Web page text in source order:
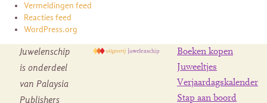
Vermeldingen feed
Reacties feed
WordPress.org
Juwelenschip
is onderdeel
van Palaysia
Publishers
Boeken kopen
Juweeltjes
Verjaardagskalender
Stap aan boord